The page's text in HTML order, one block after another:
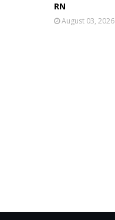
RN
August 03, 2026